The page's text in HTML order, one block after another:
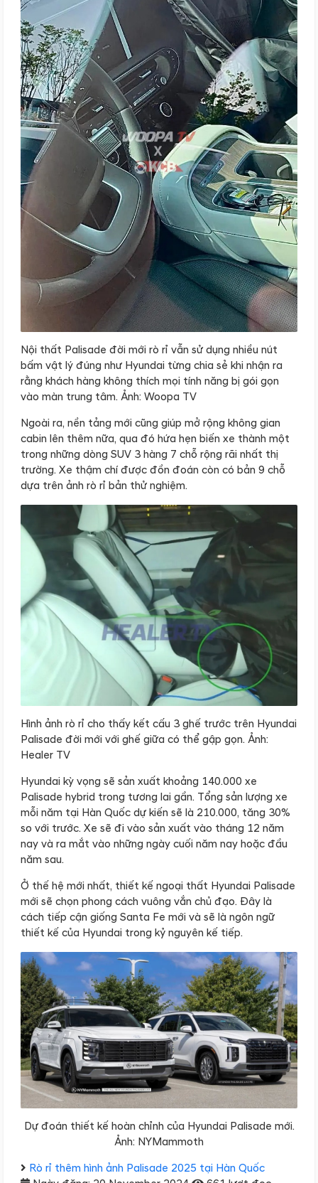
Nội thất Palisade đời mới rò rỉ vẫn sử dụng nhiều nút
bấm vật lý đúng như Hyundai từng chia sẻ khi nhận ra
rằng khách hàng không thích mọi tính năng bị gói gọn
vào màn trung tâm. Ảnh: Woopa TV
Ngoài ra, nền tảng mới cũng giúp mở rộng không gian
cabin lên thêm nữa, qua đó hứa hẹn biến xe thành một
trong những dòng SUV 3 hàng 7 chỗ rộng rãi nhất thị
trường. Xe thậm chí được đồn đoán còn có bản 9 chỗ
dựa trên ảnh rò rỉ bản thử nghiệm.
Hình ảnh rò rỉ cho thấy kết cấu 3 ghế trước trên Hyundai
Palisade đời mới với ghế giữa có thể gập gọn. Ảnh:
Healer TV
Hyundai kỳ vọng sẽ sản xuất khoảng 140.000 xe
Palisade hybrid trong tương lai gần. Tổng sản lượng xe
mỗi năm tại Hàn Quốc dự kiến sẽ là 210.000, tăng 30%
so với trước. Xe sẽ đi vào sản xuất vào tháng 12 năm
nay và ra mắt vào những ngày cuối năm nay hoặc đầu
năm sau.
Ở thế hệ mới nhất, thiết kế ngoại thất Hyundai Palisade
mới sẽ chọn phong cách vuông vắn chủ đạo. Đây là
cách tiếp cận giống Santa Fe mới và sẽ là ngôn ngữ
thiết kế của Hyundai trong kỷ nguyên kế tiếp.
Dự đoán thiết kế hoàn chỉnh của Hyundai Palisade mới.
Ảnh: NYMammoth
Rò rỉ thêm hình ảnh Palisade 2025 tại Hàn Quốc